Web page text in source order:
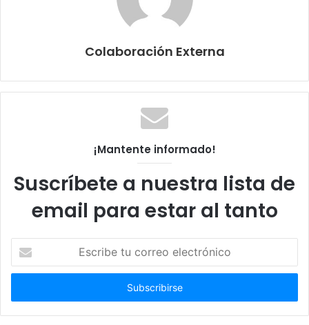
Colaboración Externa
¡Mantente informado!
Suscríbete a nuestra lista de
email para estar al tanto
correo